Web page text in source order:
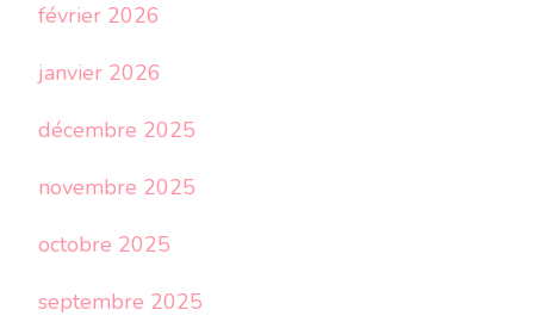
février 2026
janvier 2026
décembre 2025
novembre 2025
octobre 2025
septembre 2025